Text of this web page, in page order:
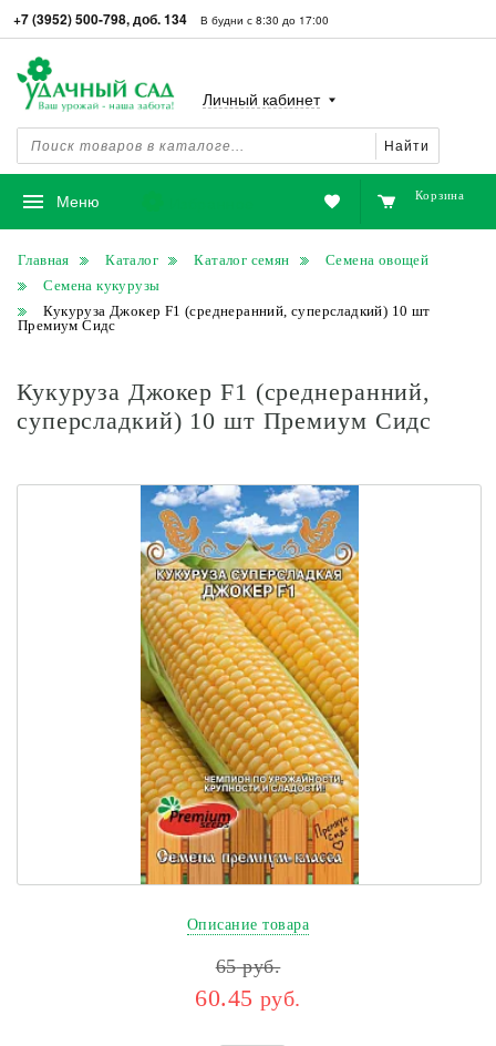
+7 (3952) 500-798, доб. 134 В будни с 8:30 до 17:00
Найти
Личный кабинет
Меню Корзина
Главная Каталог Каталог семян
Семена овощей
Семена кукурузы
Кукуруза Джокер F1 (среднеранний, суперсладкий) 10 шт
Премиум Сидс
Кукуруза Джокер F1 (среднеранний,
суперсладкий) 10 шт Премиум Сидс
Описание товара
65руб.
60.45 руб.